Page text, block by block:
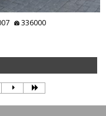
336000